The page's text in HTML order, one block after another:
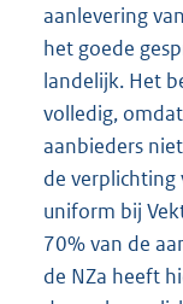
aanlevering
het goede
landelijk. Het
volledig,
aanbieders
de verplichting
uniform bij
70% van de
de NZa heeft